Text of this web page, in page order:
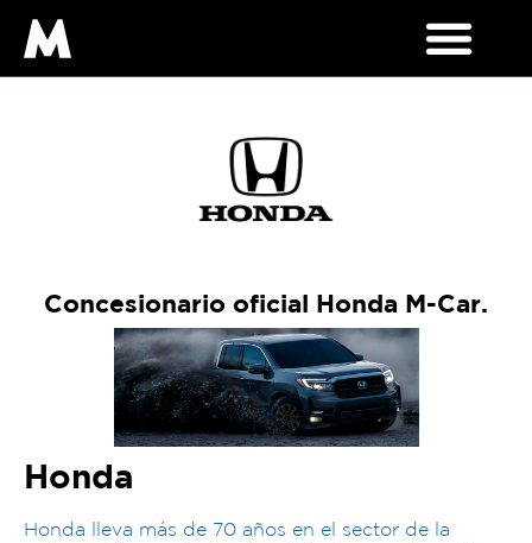
Concesionario oficial Honda M-Car.
Honda
Honda lleva más de 70 años en el sector de la